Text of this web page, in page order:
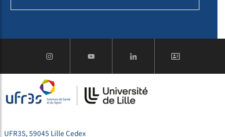
UFR3S, 59045 Lille Cedex